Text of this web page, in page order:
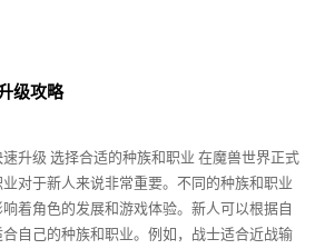
级攻略
升级 选择合适的种族和职业 在魔兽世界正式
对于新人来说非常重要。不同的种族和职业
着角色的发展和游戏体验。新人可以根据自
自己的种族和职业。例如，战士适合近战输